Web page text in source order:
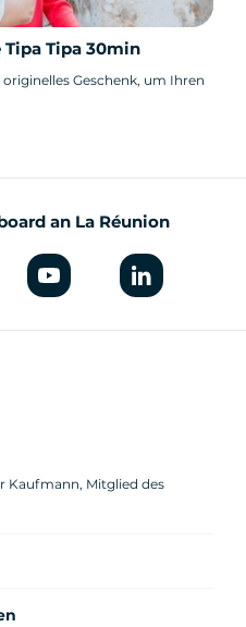
Tipa 30min
Geschenk, um Ihren
an La Réunion
Kaufmann, Mitglied des